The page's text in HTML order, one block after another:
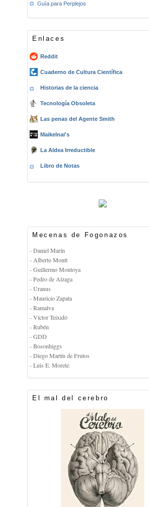
Guía para Perplejos
Enlaces
Reddit
Cuaderno de Cultura Científica
Historias de la ciencia
Tecnología Obsoleta
Las penas del Agente Smith
Maikelnai's
La Aldea Irreductible
Libro de Notas
Mecenas de Fogonazos
- Daniel Marín
- Alberto Montt
- Guillermo Montoya
- Pedro de Alzaga
- Uranus
- Mauricio Zapata
- Ramalva
- Víctor Teixidó
- Rubén
- GDD
- Bosonhiggs
- Diego Martín de Frutos
- Luis E. Morete.
El mal del cerebro